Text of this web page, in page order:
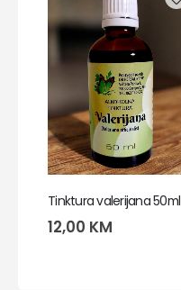
Tinktura valerijana 50ml
12,00 KM